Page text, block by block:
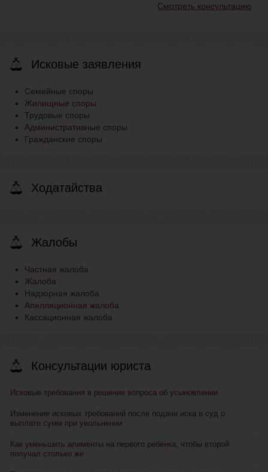
Смотреть консультацию
Исковые заявления
Семейные споры
Жилищные споры
Трудовые споры
Административные споры
Гражданские споры
Ходатайства
Жалобы
Частная жалоба
Жалоба
Надзорная жалоба
Апелляционная жалоба
Кассационная жалоба
Консультации юриста
Исковые требования в решение вопроса об усыновлении
Изменение исковых требований после подачи иска в суд о
выплате сумм при увольнении
Как уменьшить алименты на первого ребенка, чтобы второй
получал столько же